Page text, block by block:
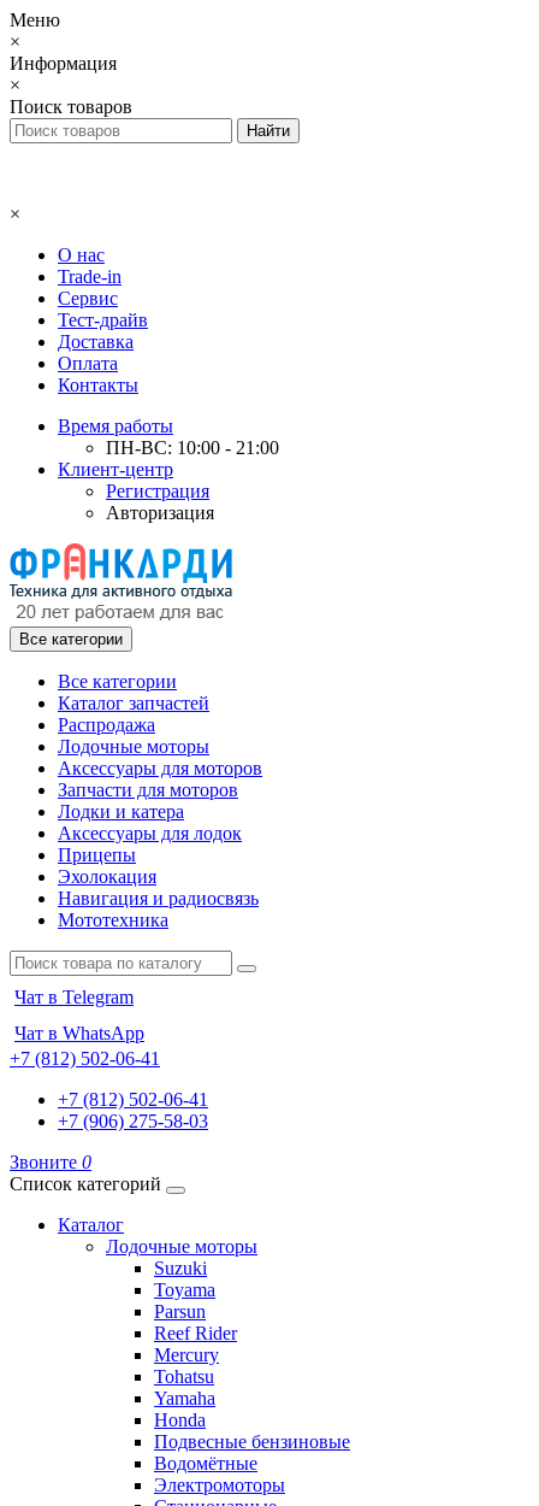
Меню
×
Информация
×
Поиск товаров
×
О нас
Trade-in
Сервис
Тест-драйв
Доставка
Оплата
Контакты
Время работы
ПН-ВС: 10:00 - 21:00
Клиент-центр
Регистрация
Авторизация
Все категории
Все категории
Каталог запчастей
Распродажа
Лодочные моторы
Аксессуары для моторов
Запчасти для моторов
Лодки и катера
Аксессуары для лодок
Прицепы
Эхолокация
Навигация и радиосвязь
Мототехника
Чат в Telegram
Чат в WhatsApp
+7 (812) 502-06-41
+7 (812) 502-06-41
+7 (906) 275-58-03
Звоните 0
Список категорий
Каталог
Лодочные моторы
Suzuki
Toyama
Parsun
Reef Rider
Mercury
Tohatsu
Yamaha
Honda
Подвесные бензиновые
Водомётные
Электромоторы